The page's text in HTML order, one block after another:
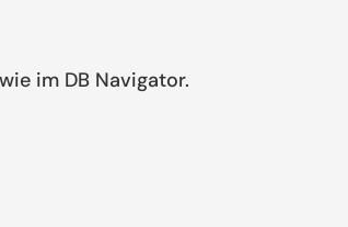
im DB Navigator.